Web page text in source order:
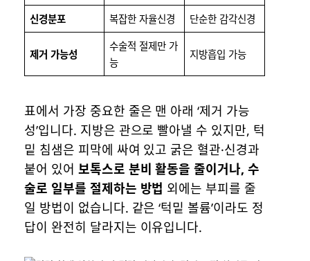
신경분포
복잡한 자율신경 단순한 감각신경
제거 가능성
수술적 절제만 가
능
지방흡입 가능
표에서 가장 중요한 줄은 맨 아래 ‘제거 가능
성’입니다. 지방은 관으로 빨아낼 수 있지만, 턱
밑 침샘은 피막에 싸여 있고 굵은 혈관·신경과
붙어 있어 보톡스로 분비 활동을 줄이거나, 수
술로 일부를 절제하는 방법 외에는 부피를 줄
일 방법이 없습니다. 같은 ‘턱밑 볼륨’이라도 정
답이 완전히 달라지는 이유입니다.